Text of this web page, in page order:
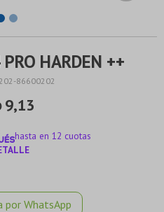
HARDEN ++
86600202
9,13
hasta en 12 cuotas
por WhatsApp